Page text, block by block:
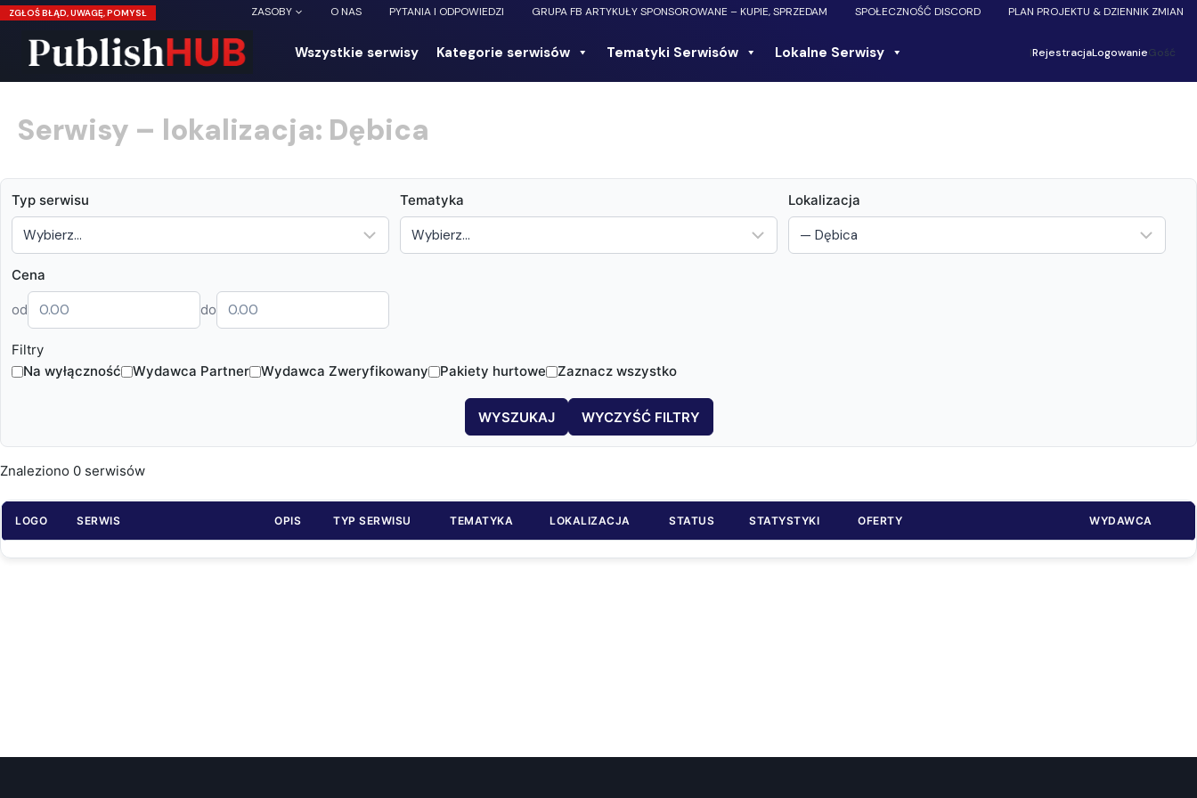
Przejdź
ZGŁOŚ BŁĄD, UWAGĘ, POMYSŁ ZASOBY O NAS PYTANIA I ODPOWIEDZI GRUPA FB ARTYKUŁY SPONSOROWANE – KUPIE, SPRZEDAM SPOŁECZNOŚĆ DISCORD PLAN PROJEKTU & DZIENNIK ZMIAN
Wszystkie serwisy Kategorie serwisów Tematyki Serwisów Lokalne Serwisy |RejestracjaLogowanieGość
Serwisy – lokalizacja: Dębica
Typ serwisu Tematyka Lokalizacja
Cena
od do
Filtry
Na wyłączność
Wydawca Partner Wydawca Zweryfikowany Pakiety hurtowe Zaznacz wszystko
WYSZUKAJ WYCZYŚĆ FILTRY
Znaleziono 0 serwisów
LOGO SERWIS OPIS TYP SERWISU TEMATYKA LOKALIZACJA STATUS STATYSTYKI OFERTY WYDAWCA